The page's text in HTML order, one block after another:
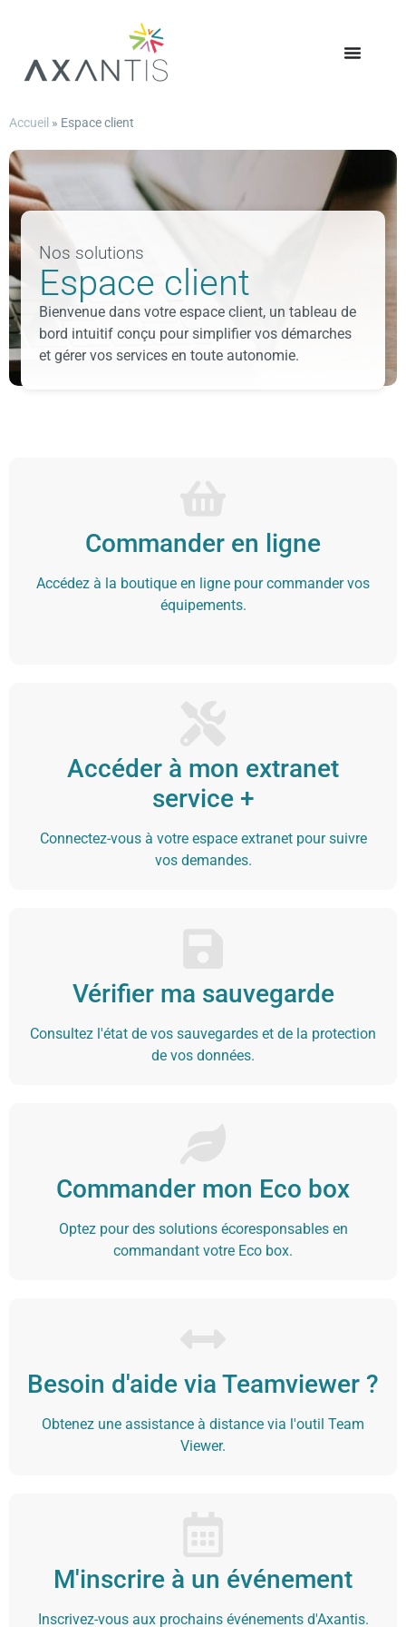
Accueil » Espace client
Nos solutions
Espace client
Bienvenue dans votre espace client, un tableau de
bord intuitif conçu pour simplifier vos démarches
et gérer vos services en toute autonomie.
Commander en ligne
Accédez à la boutique en ligne pour commander vos
équipements.
Accéder à mon extranet
service +
Connectez-vous à votre espace extranet pour suivre
vos demandes.
Vérifier ma sauvegarde
Consultez l'état de vos sauvegardes et de la protection
de vos données.
Commander mon Eco box
Optez pour des solutions écoresponsables en
commandant votre Eco box.
Besoin d'aide via Teamviewer ?
Obtenez une assistance à distance via l'outil Team
Viewer.
M'inscrire à un événement
Inscrivez-vous aux prochains événements d'Axantis.